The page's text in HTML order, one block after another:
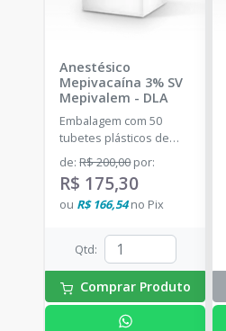
Anestésico
Mepivacaína 3% SV
Mepivalem - DLA
Embalagem com 50
tubetes plásticos de
1,8ml cada. Cloridrato
de Mepivacaína sem
vasoconstritor. *Venda
sujeita à aprovação sob
de:R$ 200,00por:
R$ 175,30
ou R$ 166,54no Pix
Qtd:
Comprar Produto